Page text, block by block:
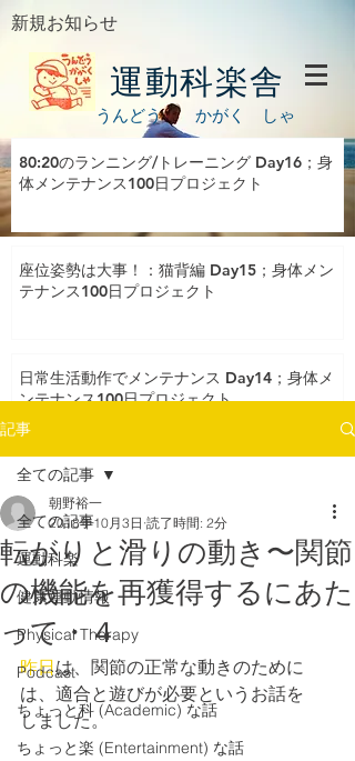
新規お知らせ
運動科楽舎
うんどう かがく しゃ
80:20のランニング/トレーニング Day16；身
体メンテナンス100日プロジェクト
座位姿勢は大事！：猫背編 Day15；身体メン
テナンス100日プロジェクト
日常生活動作でメンテナンス Day14；身体メ
ンテナンス100日プロジェクト
記事
全ての記事
運動科楽
健康運動情報
Physical Therapy
Podcast
ちょっと科 (Academic) な話
ちょっと楽 (Entertainment) な話
全ての記事
転がりと滑りの動き〜関節
の機能を再獲得するにあた
って・４
朝野裕一
2018年10月3日 読了時間: 2分
昨日は、関節の正常な動きのために
は、適合と遊びが必要というお話を
しました。